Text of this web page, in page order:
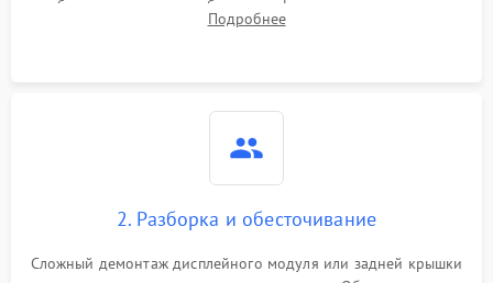
изображения, звука и работы периферии для сужения круга
возможных неисправностей перед вскрытием.
Подробнее
2. Разборка и обесточивание
Сложный демонтаж дисплейного модуля или задней крышки